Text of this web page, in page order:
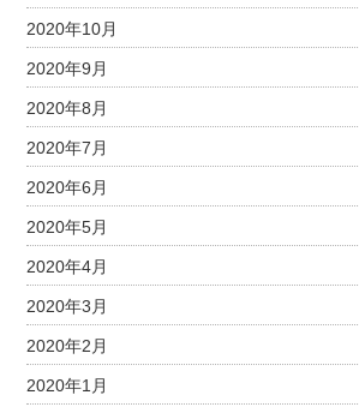
2020年10月
2020年9月
2020年8月
2020年7月
2020年6月
2020年5月
2020年4月
2020年3月
2020年2月
2020年1月